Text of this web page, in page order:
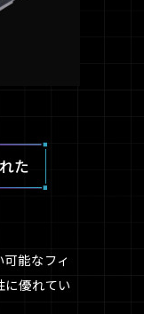
た
能なフィ
に優れてい